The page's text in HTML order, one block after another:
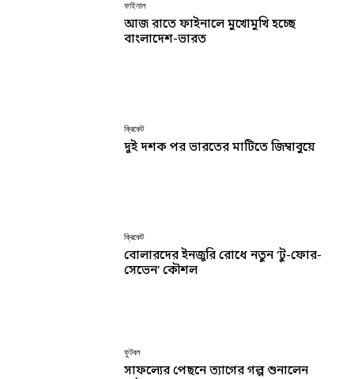
ফাইনাল
আজ রাতে ফাইনালে মুখোমুখি হচ্ছে
বাংলাদেশ-ভারত
ক্রিকেট
দুই দশক পর ভারতের মাটিতে জিম্বাবুয়ে
ক্রিকেট
বোলারদের ইনজুরি রোধে নতুন ‘টু-ফোর-
সেভেন’ কৌশল
ফুটবল
সাফল্যের পেছনে ত্যাগের গল্প শুনালেন